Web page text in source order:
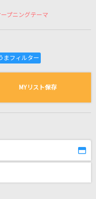
スト
る曲の一覧
プニングテーマ
MYリスト保存